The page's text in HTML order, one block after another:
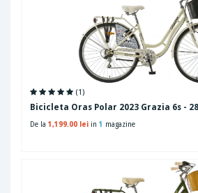
(1)
Bicicleta Oras Polar 2023 Grazia 6s -
De la 1,199.00 lei in 1 magazine